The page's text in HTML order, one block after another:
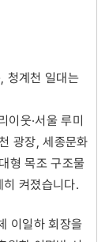
청계천 일대는
이웃·서울 루미
광장, 세종문화
형 목조 구조물
켜졌습니다.
이일하 회장을